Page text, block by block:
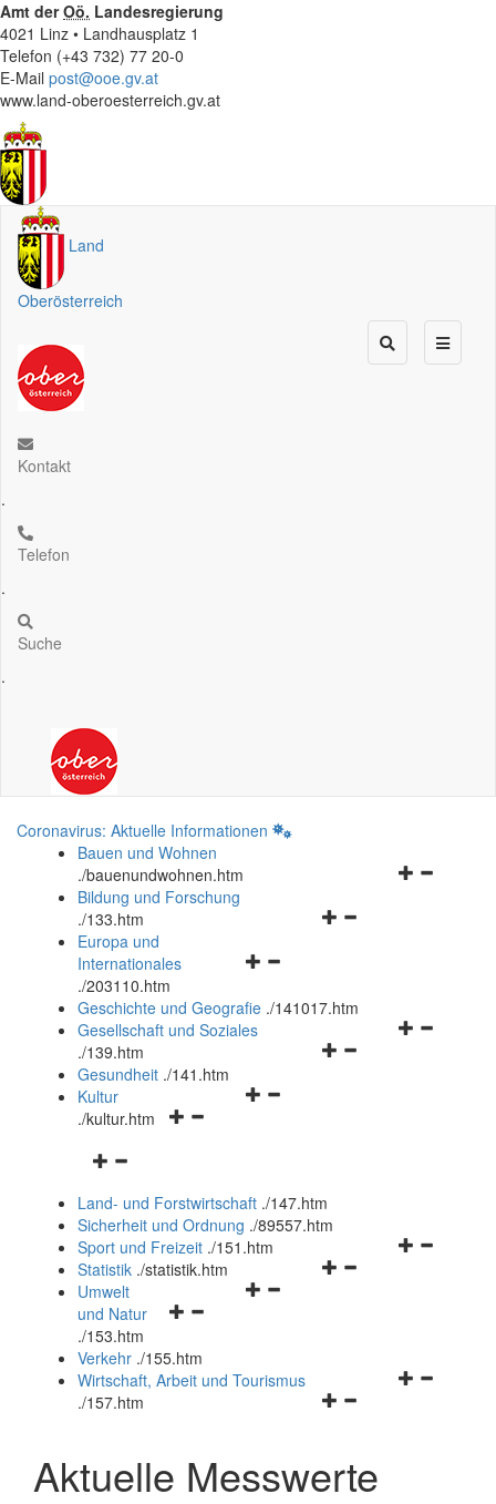
Amt derOö. Landesregierung
4021 Linz • Landhausplatz 1
Telefon (+43 732) 77 20-0
E-Mail post@ooe.gv.at
www.land-oberoesterreich.gv.at
Land
Oberösterreich
Kontakt
.
Telefon
.
Suche
.
Coronavirus: Aktuelle Informationen
Bauen und Wohnen
./bauenundwohnen.htm
Navigationsmenü
Bildung und Forschung
./133.htm
Navigationsmenü
und
schließen
Europa und
Internationales
./203110.htm
Geschichte und Geografie ./141017.htm
Navigationsmenü
Gesellschaft und Soziales
./139.htm
Navigationsmenü
Gesundheit ./141.htm
Navigationsmenü
Kultur
./kultur.htm
Navigationsmenü
und
schließen
Land- und Forstwirtschaft ./147.htm
Sicherheit und Ordnung ./89557.htm
Navigationsmenü
Sport und Freizeit ./151.htm
Navigationsmenü
Statistik ./statistik.htm
Navigationsmenü
und
schließen
Umwelt
und Natur
./153.htm
Verkehr ./155.htm
Navigationsmenü
schließen
Wirtschaft, Arbeit und Tourismus
./157.htm
Aktuelle Messwerte